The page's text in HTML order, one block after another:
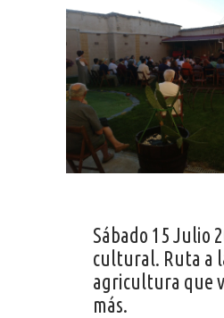
Sábado 15 Julio
cultural. Ruta a
agricultura que
más.